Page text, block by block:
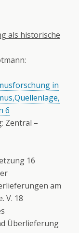
als historische
in
6
Zentral –
16
am
V. 18
Überlieferung